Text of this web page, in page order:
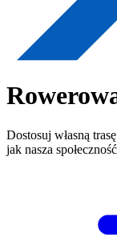
Dostosuj własną
jak nasza